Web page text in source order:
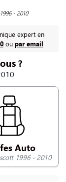
- 2010
expert en
ou par email
?
Auto
1996 - 2010